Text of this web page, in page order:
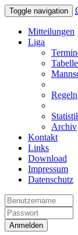
Toggle navigation
Mitteilungen
Liga
Tabelle
Regeln
Archiv
Kontakt
Links
Download
Impressum
Datenschutz
Anmelden